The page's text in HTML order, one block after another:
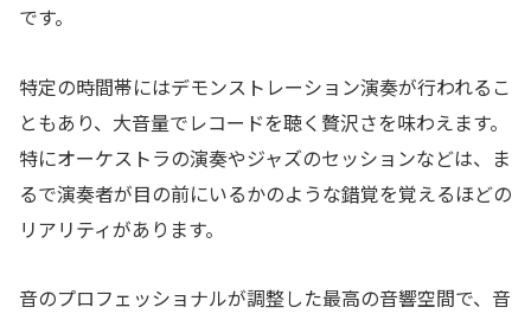
です。
特定の時間帯にはデモンストレーション演奏が行われるこ
ともあり、大音量でレコードを聴く贅沢さを味わえます。
特にオーケストラの演奏やジャズのセッションなどは、ま
るで演奏者が目の前にいるかのような錯覚を覚えるほどの
リアリティがあります。
音のプロフェッショナルが調整した最高の音響空間で、音